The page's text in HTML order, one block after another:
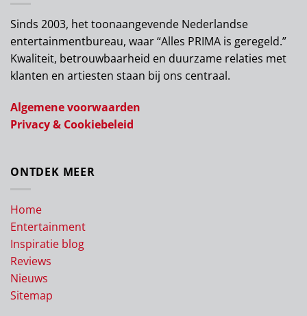
Sinds 2003, het toonaangevende Nederlandse
entertainmentbureau, waar “Alles PRIMA is geregeld.”
Kwaliteit, betrouwbaarheid en duurzame relaties met
klanten en artiesten staan bij ons centraal.
Algemene voorwaarden
Privacy & Cookiebeleid
ONTDEK MEER
Home
Entertainment
Inspiratie blog
Reviews
Nieuws
Sitemap